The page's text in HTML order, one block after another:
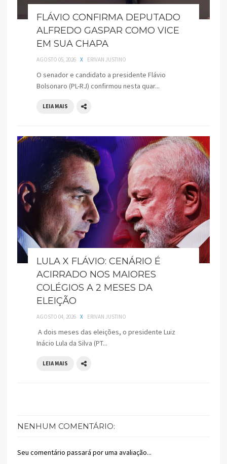
FLÁVIO CONFIRMA DEPUTADO
ALFREDO GASPAR COMO VICE
EM SUA CHAPA
AGOSTO 05, 2026 X ERIVAN JUSTINO
O senador e candidato a presidente Flávio
Bolsonaro (PL-RJ) confirmou nesta quar...
LEIA MAIS
LULA X FLÁVIO: CENÁRIO É
ACIRRADO NOS MAIORES
COLÉGIOS A 2 MESES DA
ELEIÇÃO
AGOSTO 04, 2026 X ERIVAN JUSTINO
A dois meses das eleições, o presidente Luiz
Inácio Lula da Silva (PT...
LEIA MAIS
NENHUM COMENTÁRIO:
Seu comentário passará por uma avaliação...